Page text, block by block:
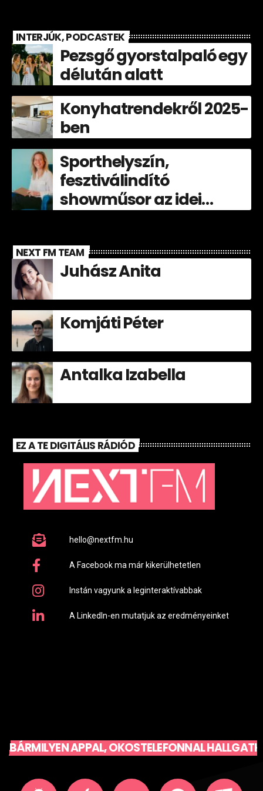
INTERJÚK, PODCASTEK
Pezsgő gyorstalpaló egy
délután alatt
Konyhatrendekről 2025-
ben
Sporthelyszín,
fesztiválindító
showműsor az idei
NEXT FM TEAM
Juhász Anita
Komjáti Péter
Antalka Izabella
EZ A TE DIGITÁLIS RÁDIÓD
hello@nextfm.hu
A Facebook ma már kikerülhetetlen
Instán vagyunk a leginteraktívabbak
A LinkedIn-en mutatjuk az eredményeinket
BÁRMILYEN APPAL, OKOSTELEFONNAL